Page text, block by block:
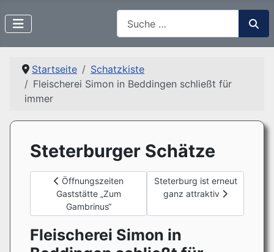
Startseite
Schatzkiste
Fleischerei Simon in Beddingen schließt für
immer
Steterburger Schätze
Vorheriger Beitrag: Öffnungszeiten Gaststätte „Zum
Öffnungszeiten
Gaststätte „Zum
Gambrinus“
Nächster Beitrag:
Steterburg ist erneut
ganz attraktiv
Fleischerei Simon in